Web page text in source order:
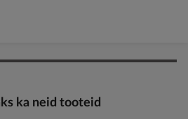
ka neid tooteid